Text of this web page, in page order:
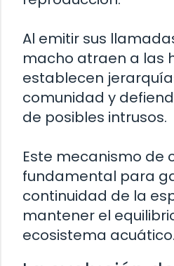
Al emitir sus
macho atraen a las
establecen
comunidad y
de posibles intrusos.
Este mecanismo de
fundamental para
continuidad de la
mantener el
ecosistema acuático.